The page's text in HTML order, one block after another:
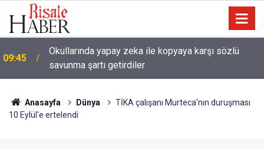
09:45
Okullarında yapay zeka ile kopyaya karşı sözlü
savunma şartı getirdiler
Anasayfa Dünya
TİKA çalışanı Murteca'nın duruşması
10 Eylül'e ertelendi